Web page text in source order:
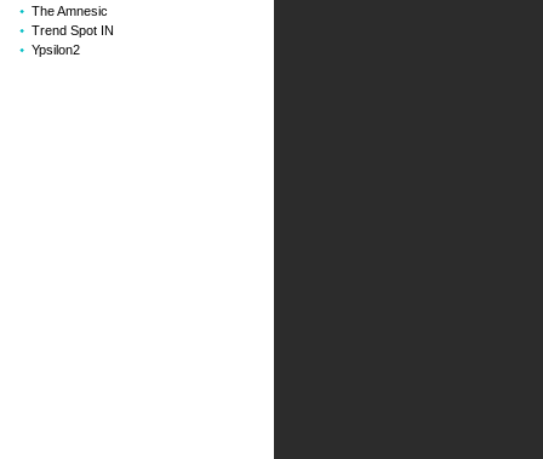
The Amnesic
Trend Spot IN
Ypsilon2